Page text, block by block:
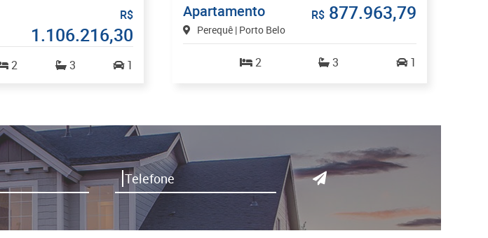
R$
1.106.216,30
2 3 1
Apartamento
Perequê | Porto Belo
R$877.963,79
2 3 1